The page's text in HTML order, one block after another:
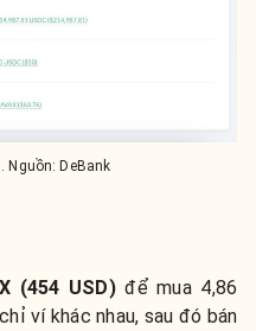
Nguồn: DeBank
(454 USD)để mua 4,86
ví khác nhau, sau đó bán